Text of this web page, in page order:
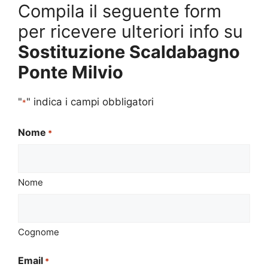
Compila il seguente form
per ricevere ulteriori info su
Sostituzione Scaldabagno
Ponte Milvio
"*" indica i campi obbligatori
Nome *
Nome
Cognome
Email *